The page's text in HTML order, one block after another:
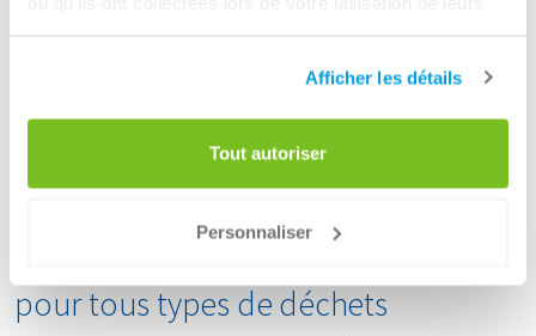
Afficher les détails
Tout autoriser
Personnaliser
Route
pour tous types de déchets